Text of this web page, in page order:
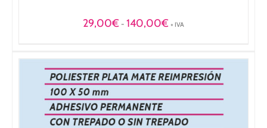
29,00€ - 140,00€Rango
29,00€
hasta
140,00€
+ IVA